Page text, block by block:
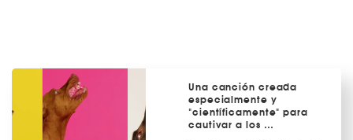
Una canción creada
especialmente y
"científicamente" para
cautivar a los …